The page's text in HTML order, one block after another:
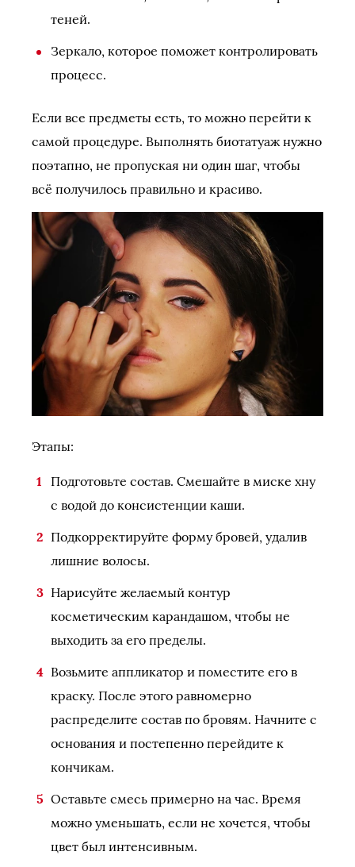
теней.
Зеркало, которое поможет контролировать
процесс.
Если все предметы есть, то можно перейти к
самой процедуре. Выполнять биотатуаж нужно
поэтапно, не пропуская ни один шаг, чтобы
всё получилось правильно и красиво.
Этапы:
Подготовьте состав. Смешайте в миске хну
с водой до консистенции каши.
Подкорректируйте форму бровей, удалив
лишние волосы.
Нарисуйте желаемый контур
косметическим карандашом, чтобы не
выходить за его пределы.
Возьмите аппликатор и поместите его в
краску. После этого равномерно
распределите состав по бровям. Начните с
основания и постепенно перейдите к
кончикам.
Оставьте смесь примерно на час. Время
можно уменьшать, если не хочется, чтобы
цвет был интенсивным.